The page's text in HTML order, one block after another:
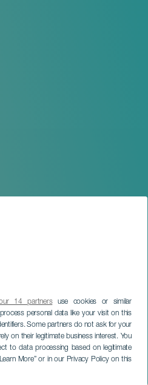
14 partnersuse cookies or similar
personal data like your visit on this
Some partners do not ask for your
on their legitimate business interest. You
to data processing based on legitimate
More” or in our Privacy Policy on this